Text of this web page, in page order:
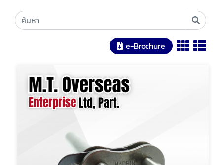
e-Brochure